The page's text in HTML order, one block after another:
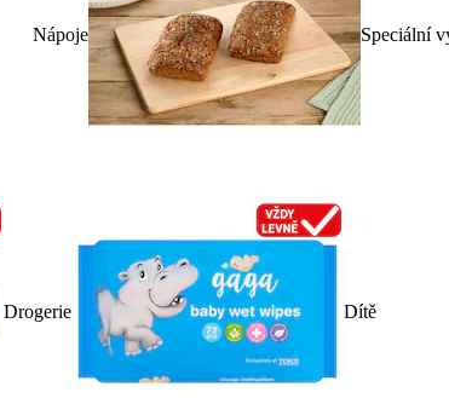
Nápoje Speciální
Drogerie Dítě